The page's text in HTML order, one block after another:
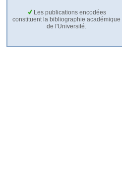
Les publications encodées
constituent la bibliographie académique
de l'Université.